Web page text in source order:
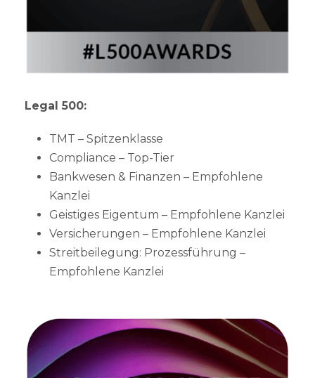
Legal 500:
TMT – Spitzenklasse
Compliance – Top-Tier
Bankwesen & Finanzen – Empfohlene
Kanzlei
Geistiges Eigentum – Empfohlene Kanzlei
Versicherungen – Empfohlene Kanzlei
Streitbeilegung: Prozessführung –
Empfohlene Kanzlei